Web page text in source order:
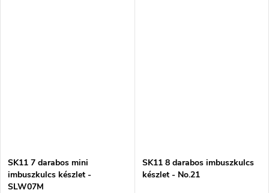
SK11 7 darabos mini
imbuszkulcs készlet -
SLW07M
SK11 8 darabos imbuszkulcs
készlet - No.21